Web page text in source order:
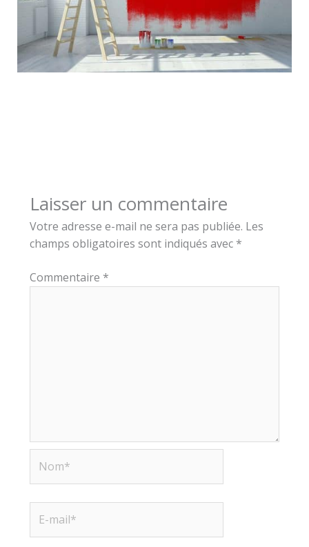
Laisser un commentaire
Votre adresse e-mail ne sera pas publiée. Les
champs obligatoires sont indiqués avec *
Commentaire *
mail*